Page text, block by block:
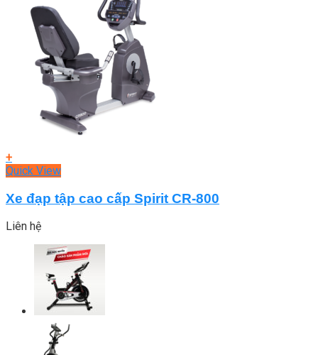
+
Quick View
Xe đạp tập cao cấp Spirit CR-800
Liên hệ